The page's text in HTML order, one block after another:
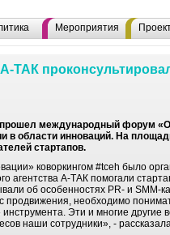
Мероприятия
ТАК
прошел международный форум
в области инноваций. На
стартапов.
коворкингом #tceh было
агентства А-ТАК помогали
об особенностях PR- и
необходимо
Эти и многие
наши сотрудники», -